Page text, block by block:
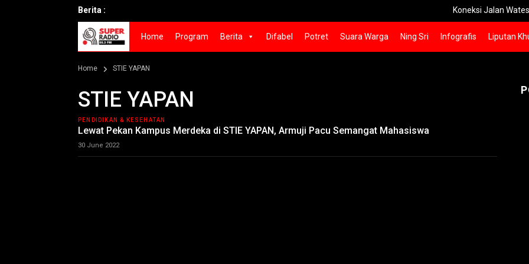
Berita : Koneksi Jalan Watesnegoro-
Home Program Berita Difabel Potret Suara Warga Ning Sri Infografis Liputan
Home STIE YAPAN
STIE YAPAN
PENDIDIKAN & KESEHATAN
Lewat Pekan Kampus Merdeka di STIE YAPAN, Armuji Pacu Semangat Mahasiswa
30 June 2022